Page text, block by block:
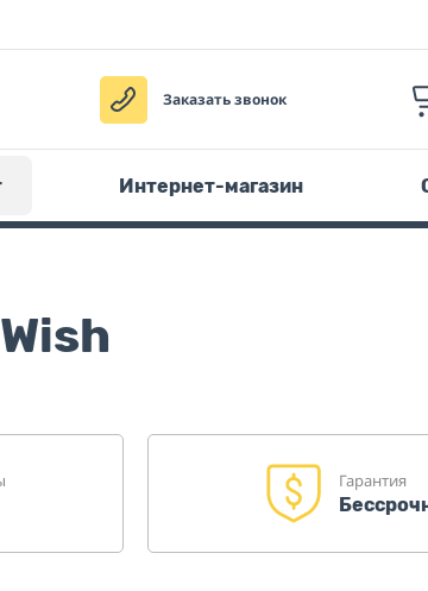
Заказать звонок
Интернет-магазин
Гарантия